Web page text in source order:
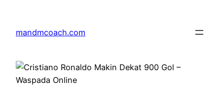
content
mandmcoach.com